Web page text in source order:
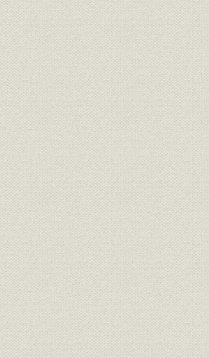
三井銀行 明治九年一月~六月迄
各店総計表//闔店費益取調月表
第十号
明治九年
三井銀行 明治九年一月~六月迄
各店総計表//総計 第十一号
明治九年
三井銀行 明治九年一月~六月迄
各店総計表//現在金 第十二号
明治九年
三井銀行 明治九年一月~六月迄
各店総計表//積金 第十三号
明治九年
旧三井組ヨリ三井銀行ヘ事業引
継契約書
明治九年
三井組闔店貸預リ及現在金引継
証書
明治九年
旧三井組大元方・三井氏同苗中
株式加入金并滞貸償却方協議決
定書
明治九年